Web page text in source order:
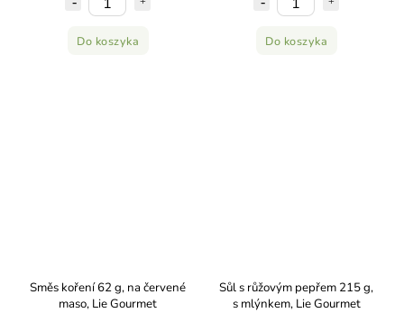
Do koszyka Do koszyka
Směs koření 62 g, na červené
maso, Lie Gourmet
Sůl s růžovým pepřem 215 g,
s mlýnkem, Lie Gourmet